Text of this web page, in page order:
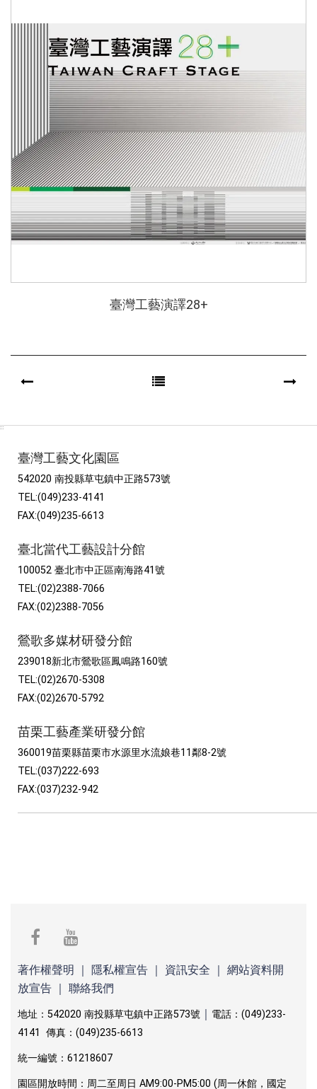
臺灣工藝演譯28+
:::
臺灣工藝文化園區
542020 南投縣草屯鎮中正路573號
TEL:(049)233-4141
FAX:(049)235-6613
臺北當代工藝設計分館
100052 臺北市中正區南海路41號
TEL:(02)2388-7066
FAX:(02)2388-7056
鶯歌多媒材研發分館
239018新北市鶯歌區鳳鳴路160號
TEL:(02)2670-5308
FAX:(02)2670-5792
苗栗工藝產業研發分館
360019苗栗縣苗栗市水源里水流娘巷11鄰8-2號
TEL:(037)222-693
FAX:(037)232-942
facebook
著作權聲明 ｜ 隱私權宣告 ｜ 資訊安全 ｜ 網站資料開
放宣告 ｜ 聯絡我們
地址：542020 南投縣草屯鎮中正路573號 ｜ 電話：(049)233-
4141 傳真：(049)235-6613
統一編號：61218607
園區開放時間：周二至周日 AM9:00-PM5:00 (周一休館，國定